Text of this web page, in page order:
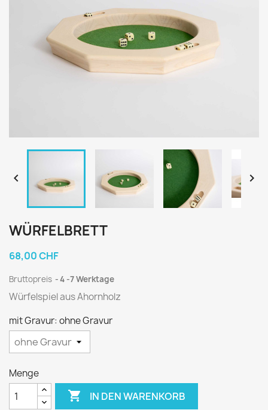
 
WÜRFELBRETT
68,00 CHF
Bruttopreis 4 -7 Werktage
Würfelspiel aus Ahornholz
mit Gravur: ohne Gravur
Menge
 IN DEN WARENKORB